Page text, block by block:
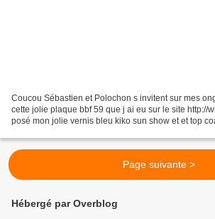
Coucou Sébastien et Polochon s invitent sur mes
cette jolie plaque bbf 59 que j ai eu sur le site http://
posé mon jolie vernis bleu kiko sun show et et top
Page suivante >
Hébergé par Overblog